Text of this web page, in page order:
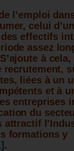
l’emploi
celui
effectifs
assez
à cela,
recrutement,
liées à un
et à
entreprises
du
attractif
formations y
.